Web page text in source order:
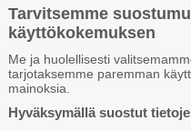
Tarvitsemme
käyttökokemuksen
Me ja huolellisesti
tarjotaksemme paremman
mainoksia.
Hyväksymällä suostut